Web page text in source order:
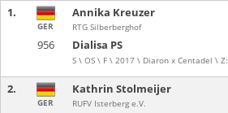
1.
956 Dialisa PS
S \ OS \ F \ 2017 \ Diaron x Centadel \
GER
Annika Kreuzer
RTG Silberberghof
2.
GER
Kathrin Stolmeijer
RUFV Isterberg e.V.